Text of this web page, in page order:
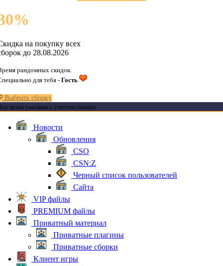
%
на покупку всех
до 28.08.2026
рандомных скидок.
для тебя - Гость
Выбрать сборку
цены указаны с учетом скидки
Новости
Обновления
CSO
CSN:Z
Черный список пользователей
Сайта
VIP файлы
PREMIUM файлы
Приватный материал
Приватные плагины
Приватные сборки
Клиент игры